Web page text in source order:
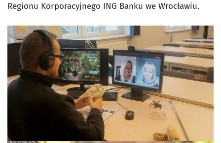
Regionu Korporacyjnego ING Banku we Wrocławiu.